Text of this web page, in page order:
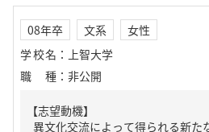
08年卒 文系
女性
学校名 ： 上智大学
職種 ： 非公開
【志望動機】
異文化交流によって得られる新た